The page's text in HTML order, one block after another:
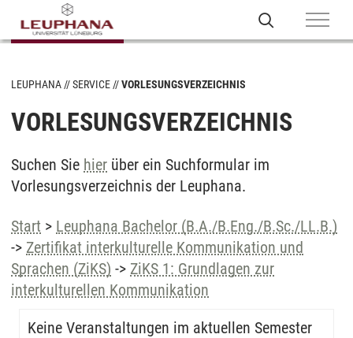
LEUPHANA SERVICE VORLESUNGSVERZEICHNIS
VORLESUNGSVERZEICHNIS
Suchen Sie hier über ein Suchformular im
Vorlesungsverzeichnis der Leuphana.
Start > Leuphana Bachelor (B.A./B.Eng./B.Sc./LL.B.)
-> Zertifikat interkulturelle Kommunikation und
Sprachen (ZiKS) -> ZiKS 1: Grundlagen zur
interkulturellen Kommunikation
Keine Veranstaltungen im aktuellen Semester